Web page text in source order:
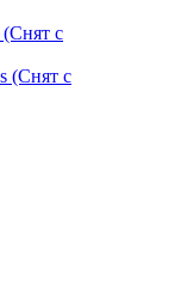
(Снят с
(Снят с